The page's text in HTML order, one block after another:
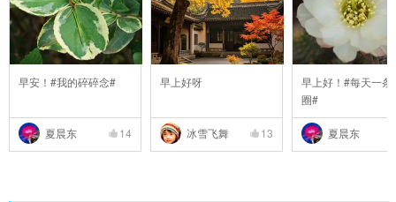
早安！#我的碎碎念#
夏晨东 14
早上好呀
冰雪飞舞 13
早上好！#每天一条
圈#
夏晨东